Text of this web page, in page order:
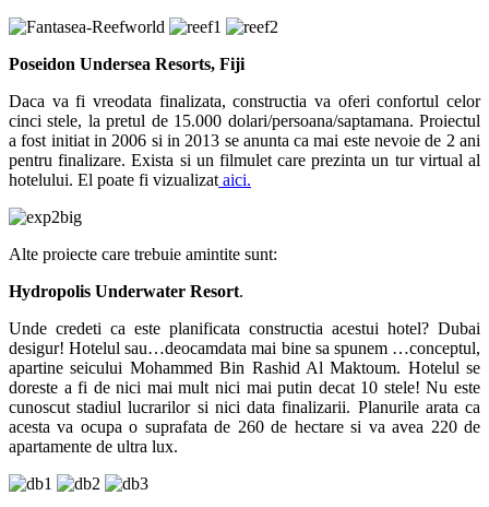
Poseidon Undersea Resorts, Fiji
Daca va fi vreodata finalizata, constructia va oferi confortul celor
cinci stele, la pretul de 15.000 dolari/persoana/saptamana. Proiectul
a fost initiat in 2006 si in 2013 se anunta ca mai este nevoie de 2 ani
pentru finalizare. Exista si un filmulet care prezinta un tur virtual al
hotelului. El poate fi vizualizat aici.
Alte proiecte care trebuie amintite sunt:
Hydropolis Underwater Resort.
Unde credeti ca este planificata constructia acestui hotel? Dubai
desigur! Hotelul sau…deocamdata mai bine sa spunem …conceptul,
apartine seicului Mohammed Bin Rashid Al Maktoum. Hotelul se
doreste a fi de nici mai mult nici mai putin decat 10 stele! Nu este
cunoscut stadiul lucrarilor si nici data finalizarii. Planurile arata ca
acesta va ocupa o suprafata de 260 de hectare si va avea 220 de
apartamente de ultra lux.